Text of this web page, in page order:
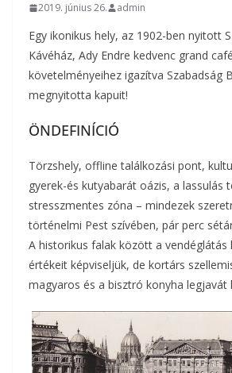
2019. június 26. admin
Egy ikonikus hely, az 1902-ben nyitott
Kávéház, Ady Endre kedvenc grand
követelményeihez igazítva Szabadság
megnyitotta kapuit!
ÖNDEFINÍCIÓ
Törzshely, offline találkozási pont,
gyerek-és kutyabarát oázis, a lassulás
stresszmentes zóna – mindezek
történelmi Pest szívében, pár perc
A historikus falak között a vendéglátás
értékeit képviseljük, de kortárs
magyaros és a bisztró konyha legjavát